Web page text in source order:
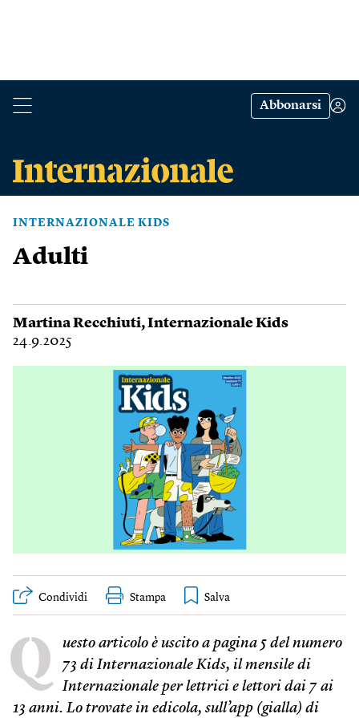
Abbonarsi
INTERNAZIONALE KIDS
Adulti
Martina Recchiuti,Internazionale Kids
24.9.2025
Condividi Stampa
Q
uesto articolo è uscito a pagina 5 del numero
73 di Internazionale Kids, il mensile di
Internazionale per lettrici e lettori dai 7 ai
13 anni. Lo trovate in edicola, sull’app (gialla) di